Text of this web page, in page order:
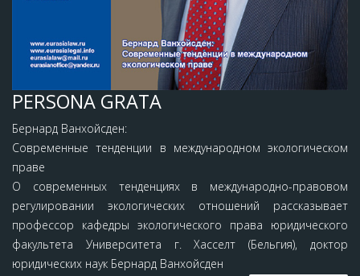
PERSONA GRATA
Бернард Ванхойсден:
Современные тенденции в международном экологическом
праве
О современных тенденциях в международно-правовом
регулировании экологических отношений рассказывает
профессор кафедры экологического права юридического
факультета Университета г. Хасселт (Бельгия), доктор
юридических наук Бернард Ванхойсден